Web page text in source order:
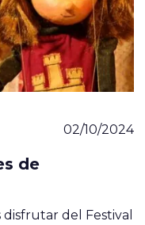
02/10/2024
de
del Festival